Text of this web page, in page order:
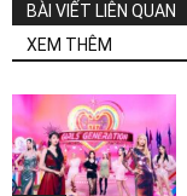
BÀI VIẾT LIÊN QUAN
XEM THÊM